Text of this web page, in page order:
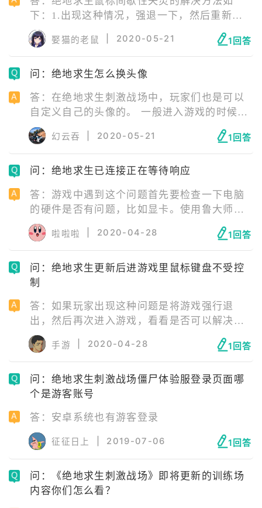
下：1.出现这种情况，强退一下，然后重新安
装一遍游戏，而这个时候的新版本，按键可能
还会出错。2.可以看到默认的按键设置。3.重
娶猫的老鼠 2020-05-21 1回答
问：绝地求生怎么换头像
答：在绝地求生刺激战场中，玩家们也是可以
自定义自己的头像的。 一般进入游戏的时候都
是会有一个默认的头像。如果不喜欢这个系统
的默认头像的话，玩家们可以自定义头像，只
要选择自己想要的照片，就可以更换头像了。
幻云吞 2020-05-21 1回答
问：绝地求生已连接正在等待响应
答：游戏中遇到这个问题首先要检查一下电脑
的硬件是否有问题，比如显卡。使用鲁大师来
检查一下自己的显卡驱动，如果版本不是最新
的，需要更新版本。另外一个检查方向是游戏
加速器，到游戏加速器里面寻找一些无延迟或
者少延迟的节点来连接，可能会很好地解决这
个问题。
啦啦啦 2020-04-28 1回答
问：绝地求生更新后进游戏里鼠标键盘不受控
制
答：如果玩家出现这种问题是将游戏强行退
出，然后再次进入游戏，看看是否可以解决问
题。有的时候新的版本游戏更新完成后，按键
的指令可能出错，重启一下就好了。第二个原
因是，游戏更新后，玩家原有的按键和鼠标设
置都被重置了，这时可以重新设置按键和鼠
标，把它们改成习惯的模式就可以了。
手游 2020-04-28 1回答
问：绝地求生刺激战场僵尸体验服登录页面哪
个是游客账号
答：安卓系统也有游客登录
征征日上 2019-07-06 1回答
问：《绝地求生刺激战场》即将更新的训练场
内容你们怎么看？